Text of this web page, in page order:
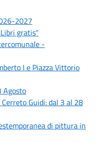
2027
gratis"
-
I e Piazza Vittorio
Agosto
Guidi: dal 3 al 28
di pittura in